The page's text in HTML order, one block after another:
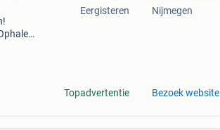
Eergisteren
Topadvertentie
Nijmegen
Bezoek website